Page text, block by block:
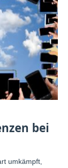
bei
umkämpft,